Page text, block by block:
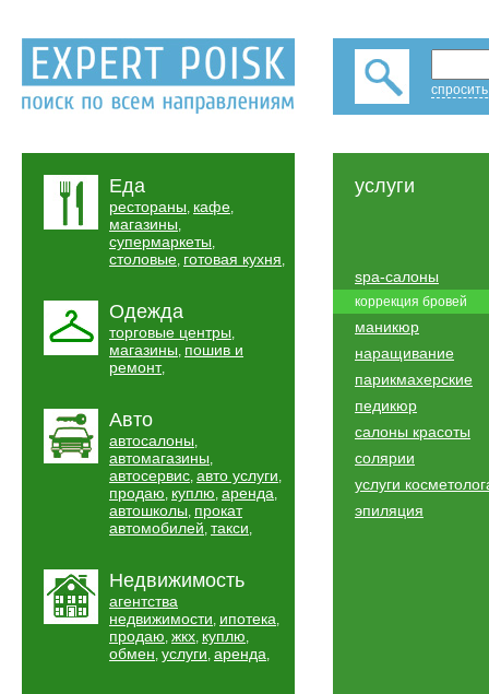
Еда
рестораны, кафе,
магазины,
супермаркеты,
столовые, готовая кухня,
Одежда
торговые центры,
магазины, пошив и
ремонт,
Авто
автосалоны,
автомагазины,
автосервис, авто услуги,
продаю, куплю, аренда,
автошколы, прокат
автомобилей, такси,
Недвижимость
агентства
недвижимости, ипотека,
продаю, жкх, куплю,
обмен, услуги, аренда,
услуги
spa-салоны
коррекция бровей
маникюр
наращивание
парикмахерские
педикюр
салоны красоты
солярии
услуги
эпиляция